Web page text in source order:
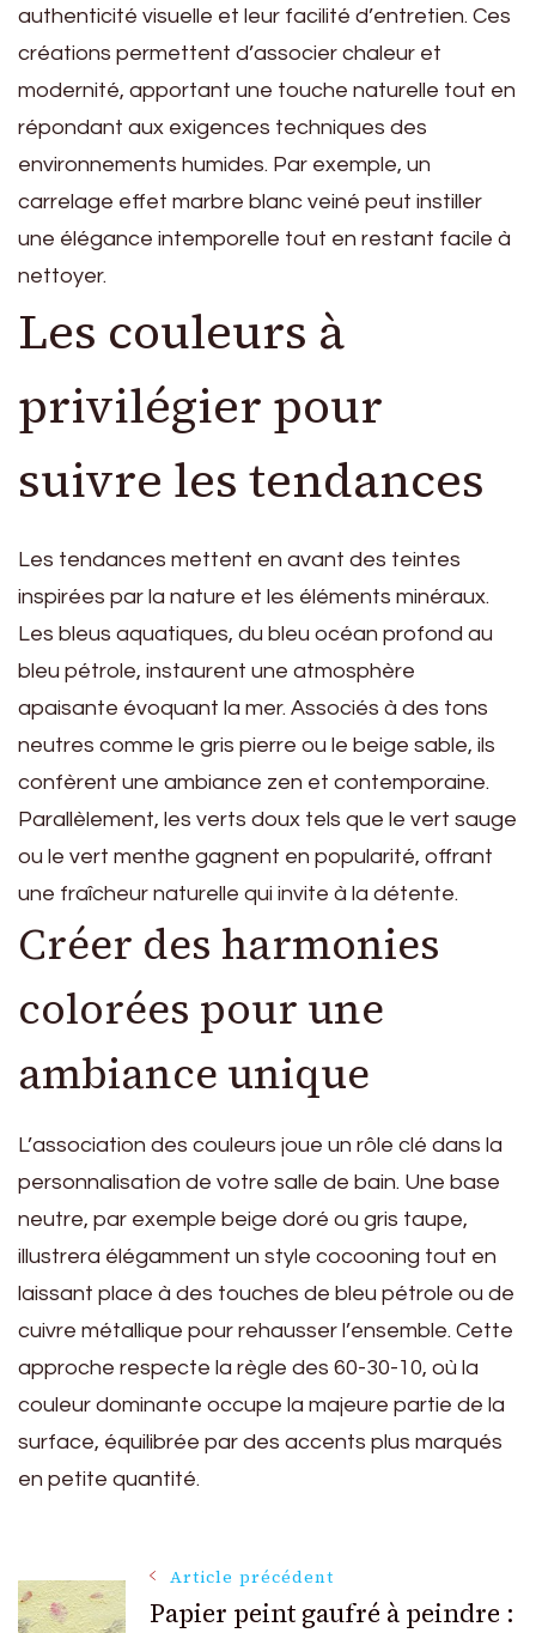
authenticité visuelle et leur facilité d’entretien. Ces
créations permettent d’associer chaleur et
modernité, apportant une touche naturelle tout en
répondant aux exigences techniques des
environnements humides. Par exemple, un
carrelage effet marbre blanc veiné peut instiller
une élégance intemporelle tout en restant facile à
nettoyer.
Les couleurs à
privilégier pour
suivre les tendances
Les tendances mettent en avant des teintes
inspirées par la nature et les éléments minéraux.
Les bleus aquatiques, du bleu océan profond au
bleu pétrole, instaurent une atmosphère
apaisante évoquant la mer. Associés à des tons
neutres comme le gris pierre ou le beige sable, ils
confèrent une ambiance zen et contemporaine.
Parallèlement, les verts doux tels que le vert sauge
ou le vert menthe gagnent en popularité, offrant
une fraîcheur naturelle qui invite à la détente.
Créer des harmonies
colorées pour une
ambiance unique
L’association des couleurs joue un rôle clé dans la
personnalisation de votre salle de bain. Une base
neutre, par exemple beige doré ou gris taupe,
illustrera élégamment un style cocooning tout en
laissant place à des touches de bleu pétrole ou de
cuivre métallique pour rehausser l’ensemble. Cette
approche respecte la règle des 60-30-10, où la
couleur dominante occupe la majeure partie de la
surface, équilibrée par des accents plus marqués
en petite quantité.
Navigation
Article précédent
Papier peint gaufré à peindre :